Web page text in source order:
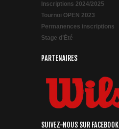
Inscriptions 2024/2025
Tournoi OPEN 2023
Permanences inscriptions
Stage d’Été
PARTENAIRES
SUIVEZ-NOUS SUR FACEBOOK